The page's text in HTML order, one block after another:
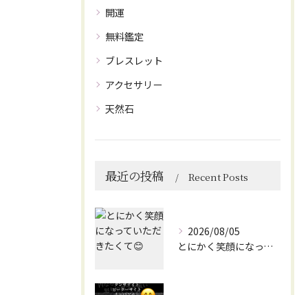
開運
無料鑑定
ブレスレット
アクセサリー
天然石
最近の投稿 Recent Posts
2026/08/05
とにかく笑顔になっていただきたくて😊